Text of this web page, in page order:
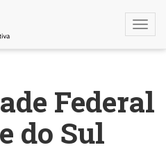
Federal
do Sul